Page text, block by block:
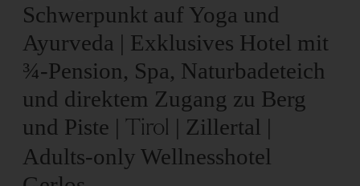
Schwerpunkt auf Yoga und
Ayurveda | Exklusives Hotel mit
¾-Pension, Spa, Naturbadeteich
und direktem Zugang zu Berg
und Piste | Tirol | Zillertal |
Adults-only Wellnesshotel